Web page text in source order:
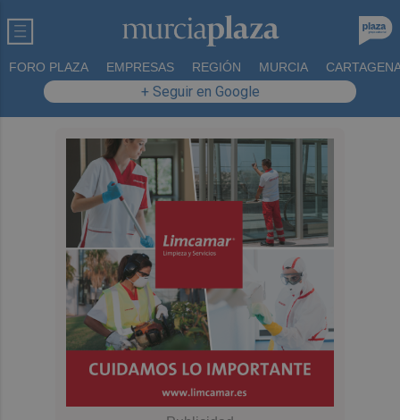
FORO PLAZA EMPRESAS REGIÓN MURCIA
+ Seguir en Google